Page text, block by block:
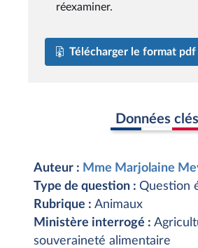
réexaminer.
Télécharger le format pdf
Données clés
Auteur : Mme Marjolaine
Type de question : Question
Rubrique : Animaux
Ministère interrogé :
souveraineté alimentaire